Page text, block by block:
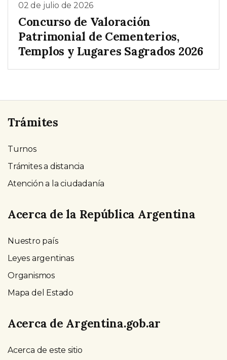
02 de julio de 2026
Concurso de Valoración
Patrimonial de Cementerios,
Templos y Lugares Sagrados 2026
Trámites
Turnos
Trámites a distancia
Atención a la ciudadanía
Acerca de la República Argentina
Nuestro país
Leyes argentinas
Organismos
Mapa del Estado
Acerca de Argentina.gob.ar
Acerca de este sitio